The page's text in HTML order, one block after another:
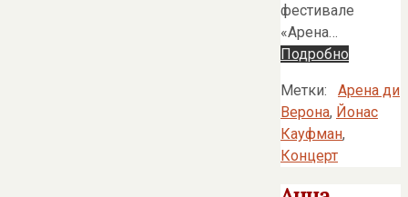
фестивале
«Арена…
Подробно
Метки:
Арена ди
Верона, Йонас
Кауфман,
Концерт